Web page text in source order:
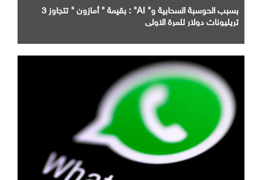
بسبب الحوسبة السحابية و" AI" : بقيمة " أمازون " تتجاوز 3
تريليونات دولار للمرة الاولى